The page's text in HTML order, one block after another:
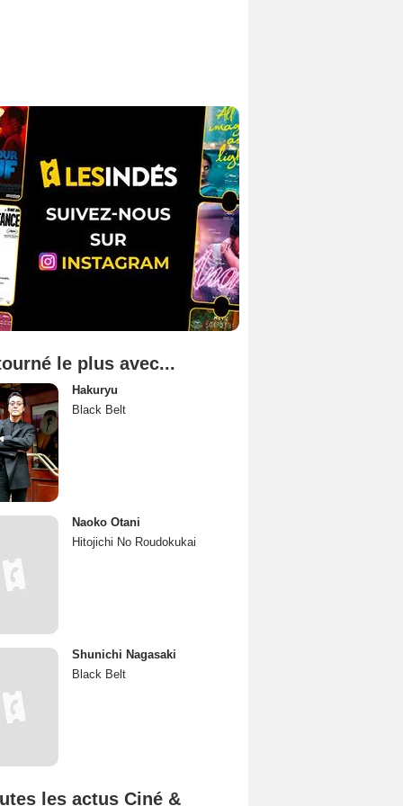
le plus avec...
Hakuryu
Black Belt
Naoko Otani
Hitojichi No Roudokukai
Shunichi Nagasaki
Black Belt
les actus Ciné &